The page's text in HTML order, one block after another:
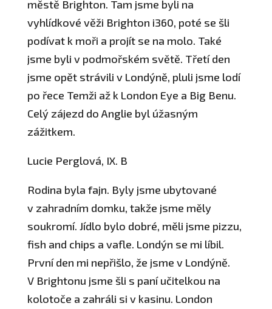
městě Brighton. Tam jsme byli na
vyhlídkové věži Brighton i360, poté se šli
podívat k moři a projít se na molo. Také
jsme byli v podmořském světě. Třetí den
jsme opět strávili v Londýně, pluli jsme lodí
po řece Temži až k London Eye a Big Benu.
Celý zájezd do Anglie byl úžasným
zážitkem.
Lucie Perglová, IX. B
Rodina byla fajn. Byly jsme ubytované
v zahradním domku, takže jsme měly
soukromí. Jídlo bylo dobré, měli jsme pizzu,
fish and chips a vafle. Londýn se mi líbil.
První den mi nepřišlo, že jsme v Londýně.
V Brightonu jsme šli s paní učitelkou na
kolotoče a zahráli si v kasinu. London